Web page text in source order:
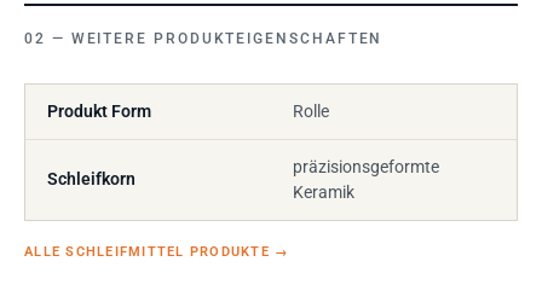
WEITERE PRODUKTEIGENSCHAFTEN
Produkt Form Rolle
Schleifkorn
präzisionsgeformte
Keramik
ALLE SCHLEIFMITTEL PRODUKTE →